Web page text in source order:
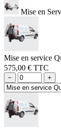
Mise en
Mise en service
575,00 € TTC
− +